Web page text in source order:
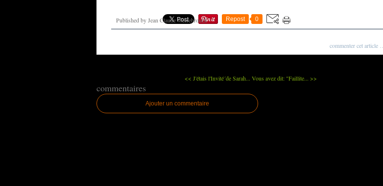
Repost 0
Published by Jean Claude Werrebrouck
commenter cet article
<< J'étais l'Invité´de Sarah... Vous avez dit: "Faillite... >>
commentaires
Ajouter un commentaire